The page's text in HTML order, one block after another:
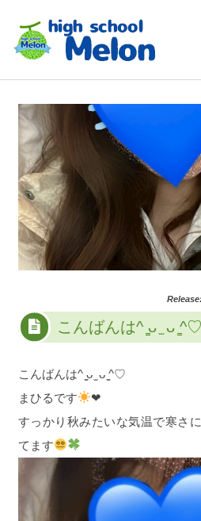
こんばんは^ ̳ᴗ ̫ ᴗ ̳^♡
こんばんは^ ̳ᴗ ̫ ᴗ ̳^♡
まひるです
❤︎
すっかり秋みたいな気温で寒さ
てます